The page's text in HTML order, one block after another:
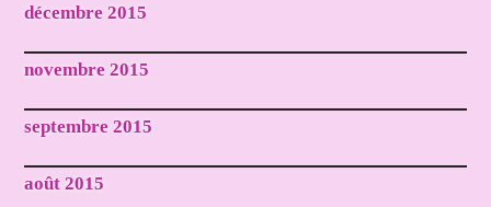
décembre 2015
novembre 2015
septembre 2015
août 2015